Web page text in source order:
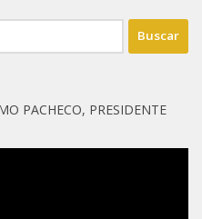
PACHECO, PRESIDENTE